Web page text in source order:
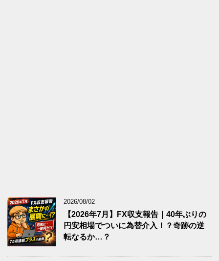
2026/08/02
【2026年7月】FX収支報告｜40年ぶりの
円安相場でついに為替介入！？奇跡の逆
転なるか…？